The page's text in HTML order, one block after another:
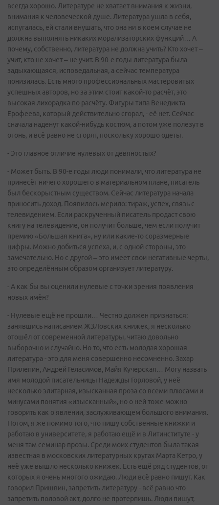
всегда хорошо. Литературе не хватает внимания к жизни,
внимания к человеческой душе. Литература ушла в себя,
испугалась, ей стали внушать, что она ни в коем случае не
должна выполнять никаких морализаторских функций… А
почему, собственно, литература не должна учить? Кто хочет –
учит, кто не хочет – не учит. В 90-е годы литература была
задыхающаяся, исповедальная, а сейчас температура
понизилась. Есть много профессиональных мастеровитых
успешных авторов, но за этим стоит какой-то расчёт, это
высокая лихорадка по расчёту. Фигуры типа Венедикта
Ерофеева, который действительно сгорал, - её нет. Сейчас
сначала наденут какой-нибудь костюм, а потом уже полезут в
огонь, и всё равно не сгорят, поскольку хорошо одеты.
- Это главное отличие нулевых от девяностых?
- Может быть. В 90-е годы люди понимали, что литература не
принесёт ничего хорошего в материальном плане, писатель
был бескорыстным существом. Сейчас литература начала
приносить доход. Появилось мерило: тираж, успех, связь с
телевидением. Если раскрученный писатель продаст свою
книгу на телевидение, он получит больше, чем если получит
премию «Большая книга», ну или какие-то соразмерные
цифры. Можно добиться успеха, и, с одной стороны, это
замечательно. Но с другой – это имеет свои негативные черты,
это определённым образом организует литературу.
- А как бы вы оценили нулевые с точки зрения появления
новых имён?
- Нулевые ещё не прошли… Честно должен признаться:
занявшись написанием ЖЗЛовских книжек, я несколько
отошёл от современной литературы, читаю довольно
выборочно и случайно. Но то, что есть молодая хорошая
литература - это для меня совершенно несомненно. Захар
Прилепин, Андрей Геласимов, Майя Кучерская… Могу назвать
имя молодой писательницы Надежды Горловой, у неё
несколько элитарная, изысканная проза со всеми плюсами и
минусами понятия «изысканный», но о ней тоже можно
говорить как о явлении, заслуживающем большого внимания.
Потом, я же помимо того, что пишу собственные книжки и
работаю в университете, я работаю ещё и в Литинституте - у
меня там семинар прозы. Среди моих студентов была такая
известная в московских литературных кругах Марта Кетро, у
неё уже вышло несколько книжек. Есть ещё ряд студентов, от
которых я очень многого ожидаю. Люди всё равно пишут. Как
говорил Пришвин, запретить литературу - всё равно что
запретить половой акт, долго не протерпишь. Люди пишут,